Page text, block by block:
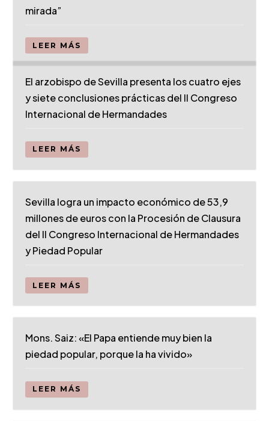
mirada”
LEER MÁS
El arzobispo de Sevilla presenta los cuatro ejes
y siete conclusiones prácticas del II Congreso
Internacional de Hermandades
LEER MÁS
Sevilla logra un impacto económico de 53,9
millones de euros con la Procesión de Clausura
del II Congreso Internacional de Hermandades
y Piedad Popular
LEER MÁS
Mons. Saiz: «El Papa entiende muy bien la
piedad popular, porque la ha vivido»
LEER MÁS